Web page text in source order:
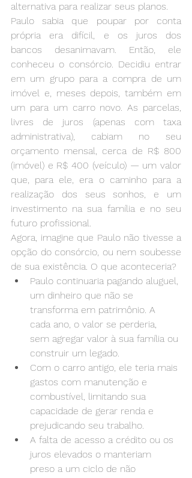
alternativa para realizar seus planos.
Paulo sabia que poupar por conta
própria era difícil, e os juros dos
bancos desanimavam. Então, ele
conheceu o consórcio. Decidiu entrar
em um grupo para a compra de um
imóvel e, meses depois, também em
um para um carro novo. As parcelas,
livres de juros (apenas com taxa
administrativa), cabiam no seu
orçamento mensal, cerca de R$ 800
(imóvel) e R$ 400 (veículo) — um valor
que, para ele, era o caminho para a
realização dos seus sonhos, e um
investimento na sua família e no seu
futuro profissional.
Agora, imagine que Paulo não tivesse a
opção do consórcio, ou nem soubesse
de sua existência. O que aconteceria?
Paulo continuaria pagando aluguel,
um dinheiro que não se
transforma em patrimônio. A
cada ano, o valor se perderia,
sem agregar valor à sua família ou
construir um legado.
Com o carro antigo, ele teria mais
gastos com manutenção e
combustível, limitando sua
capacidade de gerar renda e
prejudicando seu trabalho.
A falta de acesso a crédito ou os
juros elevados o manteriam
preso a um ciclo de não